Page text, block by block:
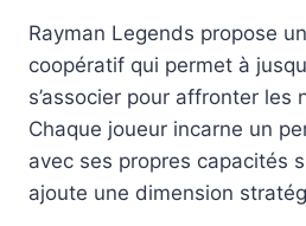
Rayman Legends propose
coopératif qui permet à
s’associer pour affronter les
Chaque joueur incarne un
avec ses propres capacités
ajoute une dimension